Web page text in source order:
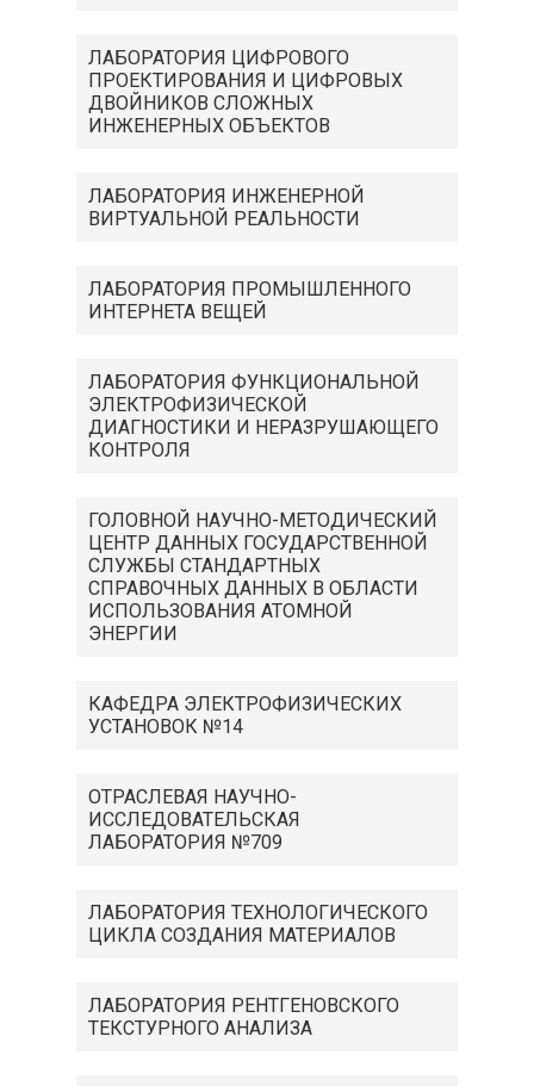
ЛАБОРАТОРИЯ ЦИФРОВОГО
ПРОЕКТИРОВАНИЯ И ЦИФРОВЫХ
ДВОЙНИКОВ СЛОЖНЫХ
ИНЖЕНЕРНЫХ ОБЪЕКТОВ
ЛАБОРАТОРИЯ ИНЖЕНЕРНОЙ
ВИРТУАЛЬНОЙ РЕАЛЬНОСТИ
ЛАБОРАТОРИЯ ПРОМЫШЛЕННОГО
ИНТЕРНЕТА ВЕЩЕЙ
ЛАБОРАТОРИЯ ФУНКЦИОНАЛЬНОЙ
ЭЛЕКТРОФИЗИЧЕСКОЙ
ДИАГНОСТИКИ И НЕРАЗРУШАЮЩЕГО
КОНТРОЛЯ
ГОЛОВНОЙ НАУЧНО-МЕТОДИЧЕСКИЙ
ЦЕНТР ДАННЫХ ГОСУДАРСТВЕННОЙ
СЛУЖБЫ СТАНДАРТНЫХ
СПРАВОЧНЫХ ДАННЫХ В ОБЛАСТИ
ИСПОЛЬЗОВАНИЯ АТОМНОЙ
ЭНЕРГИИ
КАФЕДРА ЭЛЕКТРОФИЗИЧЕСКИХ
УСТАНОВОК №14
ОТРАСЛЕВАЯ НАУЧНО-
ИССЛЕДОВАТЕЛЬСКАЯ
ЛАБОРАТОРИЯ №709
ЛАБОРАТОРИЯ ТЕХНОЛОГИЧЕСКОГО
ЦИКЛА СОЗДАНИЯ МАТЕРИАЛОВ
ЛАБОРАТОРИЯ РЕНТГЕНОВСКОГО
ТЕКСТУРНОГО АНАЛИЗА